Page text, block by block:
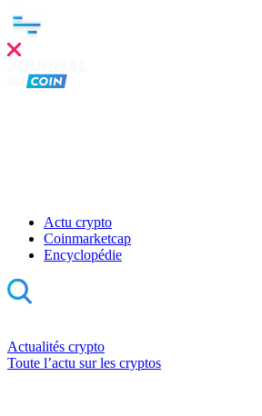
Actu crypto
Coinmarketcap
Encyclopédie
Actualités crypto
Toute l’actu sur les cryptos